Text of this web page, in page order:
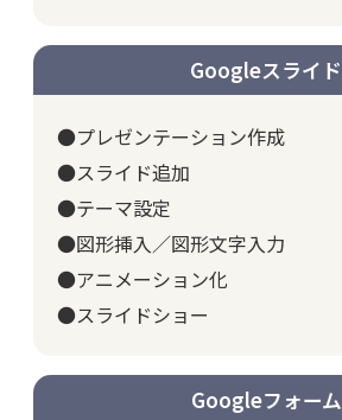
Googleスライド
●プレゼンテーション作成
●スライド追加
●テーマ設定
●図形挿入／図形文字入力
●アニメーション化
●スライドショー
Googleフォーム